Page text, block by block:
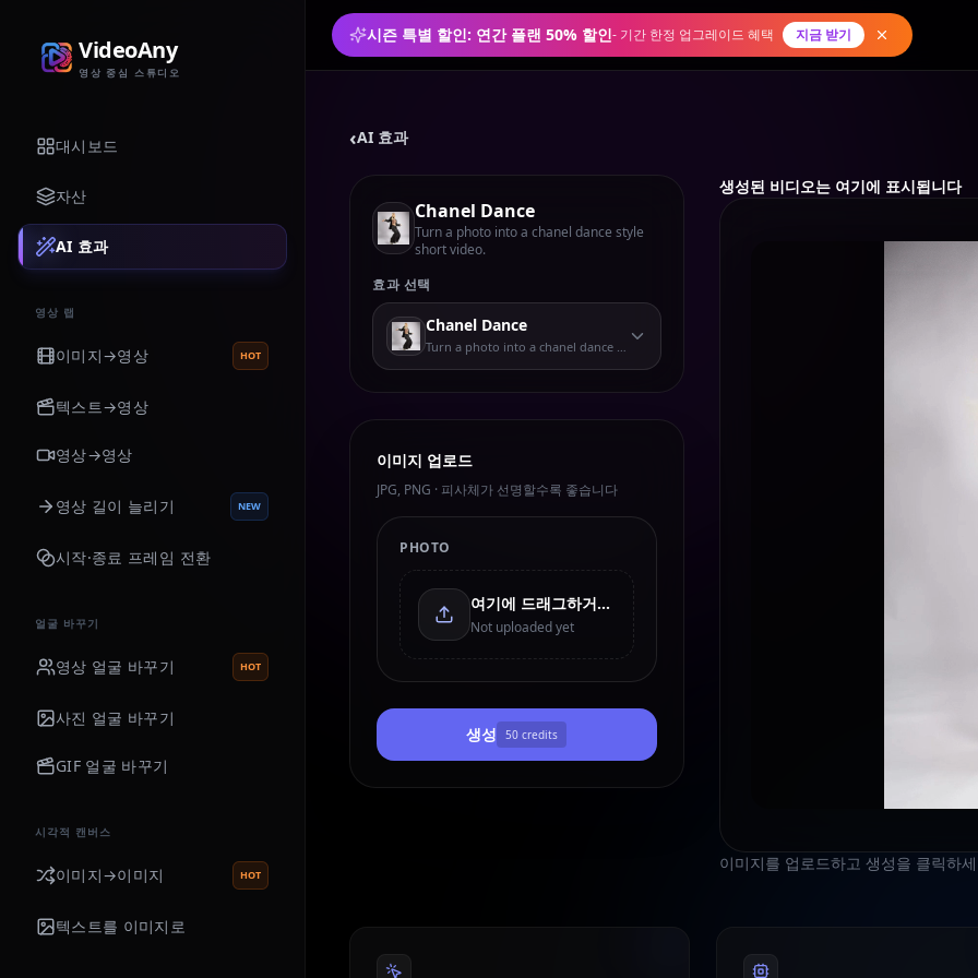
시즌 특별 할인: 연간 플랜 50% 할인- 기간 한정 업그레이드 혜택 지금 받기
VideoAny
영상 중심 스튜디오
대시보드
자산
AI 효과
영상 랩
이미지→영상 HOT
텍스트→영상
영상→영상
영상 길이 늘리기 NEW
시작·종료 프레임 전환
얼굴 바꾸기
영상 얼굴 바꾸기 HOT
사진 얼굴 바꾸기
GIF 얼굴 바꾸기
시각적 캔버스
이미지→이미지 HOT
텍스트를 이미지로
‹AI 효과
Chanel Dance
Turn a photo into a chanel dance style
short video.
효과 선택
Chanel Dance
Turn a photo into a chanel dance style short video.
이미지 업로드
JPG, PNG · 피사체가 선명할수록 좋습니다
PHOTO
여기에 드래그하거나 클릭하여 업로드
Not uploaded yet
생성 50 credits
생성된 비디오는 여기에 표시됩니다
이미지를 업로드하고 생성을 클릭하